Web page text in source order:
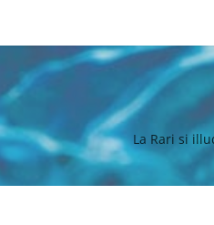
La Rari si